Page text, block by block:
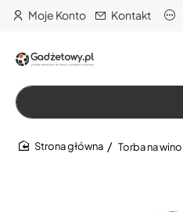
Moje Konto Kontakt
Szukaj…
Torba na